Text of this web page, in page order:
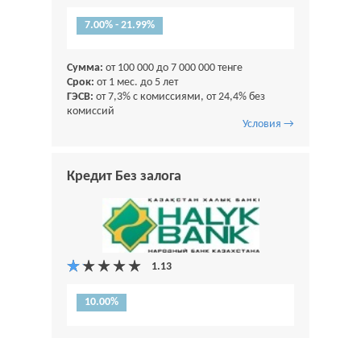
7.00% - 21.99%
Сумма: от 100 000 до 7 000 000 тенге
Срок: от 1 мес. до 5 лет
ГЭСВ: от 7,3% с комиссиями, от 24,4% без
комиссий
Условия →
Кредит Без залога
10.00%